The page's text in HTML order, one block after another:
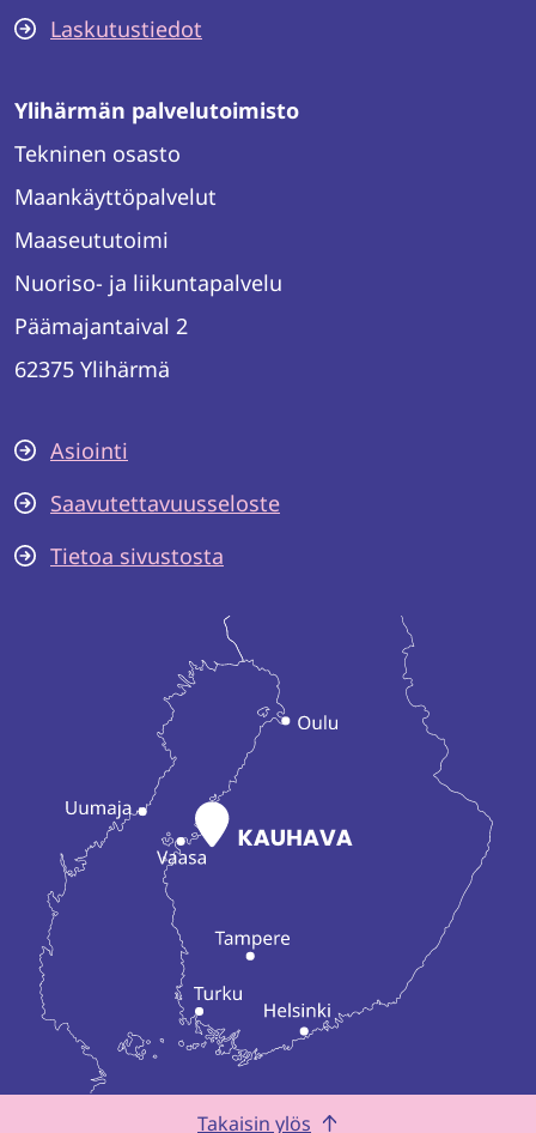
Laskutustiedot
Ylihärmän palvelutoimisto
Tekninen osasto
Maankäyttöpalvelut
Maaseututoimi
Nuoriso- ja liikuntapalvelu
Päämajantaival 2
62375 Ylihärmä
Asiointi
Saavutettavuusseloste
Tietoa sivustosta
Takaisin ylös